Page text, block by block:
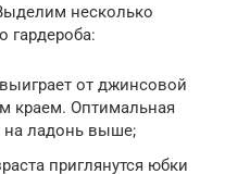
несколько
гардероба:
от джинсовой
краем. Оптимальная
на ладонь выше;
приглянутся юбки